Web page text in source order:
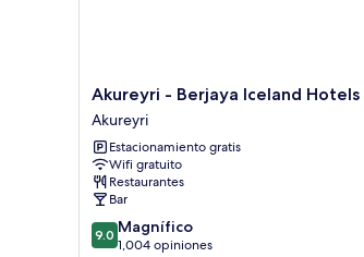
Akureyri
-
Berjaya
Iceland
Hotels
Akureyri
Akureyri - Berjaya Iceland Hotels
Akureyri
Estacionamiento gratis
Wifi gratuito
Restaurantes
Bar
9.0
de
9.0 Magnífico
1,004 opiniones